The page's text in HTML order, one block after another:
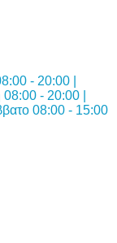
- 20:00 |
- 20:00 |
08:00 - 15:00